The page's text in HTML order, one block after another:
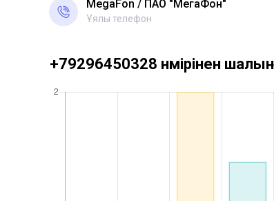
MegaFon ПАО "МегаФон"
Ұялы телефон
+79296450328 нөмірінен